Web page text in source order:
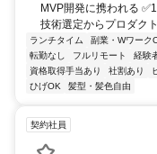
MVP開発に携われる
技術選定からプロダク
ランチタイム 副業・Wワーク
転勤なし
フルリモート 経験
資格取得手当あり
社割あり
ひげOK
髪型・髪色自由
契約社員